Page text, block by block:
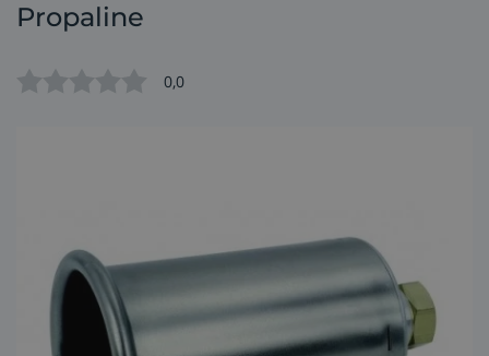
Propaline
0,0